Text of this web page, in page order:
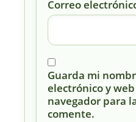
Correo
Guarda mi
electrónico y
navegador para
comente.